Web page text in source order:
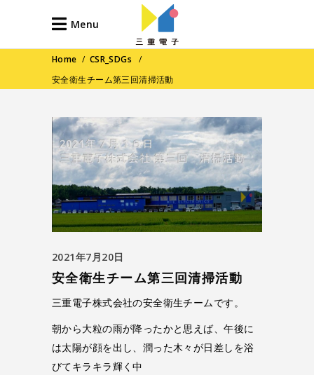
Menu
Home / CSR_SDGs
/
安全衛生チーム第三回清掃活動
2021年7月20日
安全衛生チーム第三回清掃活動
三重電子株式会社の安全衛生チームです。
朝から大粒の雨が降ったかと思えば、午後に
は太陽が顔を出し、潤った木々が日差しを浴
びてキラキラ輝く中